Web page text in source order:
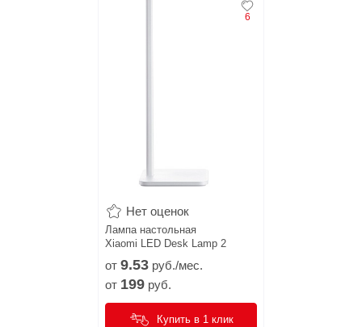
6
Нет оценок
Лампа настольная
Xiaomi LED Desk Lamp 2
от 9.53 руб./мес.
от 199 руб.
Купить в 1 клик